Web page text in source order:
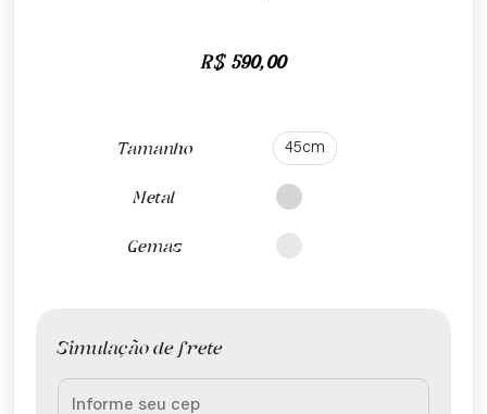
R$ 590,00
Tamanho 45cm
Metal
Gemas
Simulação de frete